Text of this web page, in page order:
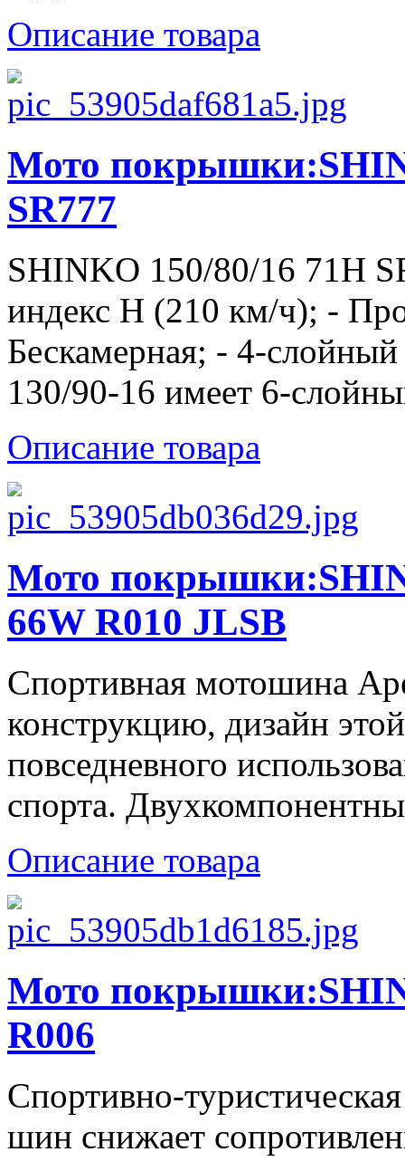
Описание товара
Мото
SR777
SHINKO 150/80/16 71H
индекс H (210 км/ч); -
Бескамерная; - 4-
130/90-16 имеет 6-
Описание товара
Мото
66W R010 JLSB
Спортивная мотошина
конструкцию, дизайн
повседневного
спорта.
Описание товара
Мото
R006
Спортивно-
шин снижает